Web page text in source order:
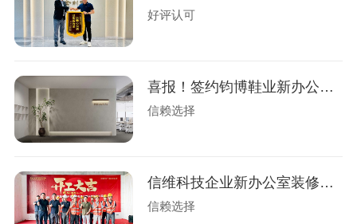
好评认可
喜报！签约钧博鞋业新办公室设计装修
信赖选择
信维科技企业新办公室装修工程盛大开工
信赖选择